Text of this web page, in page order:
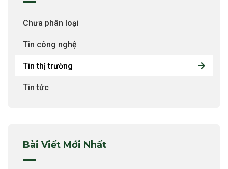
Chưa phân loại
Tin công nghệ
Tin thị trường
Tin tức
Bài Viết Mới Nhất